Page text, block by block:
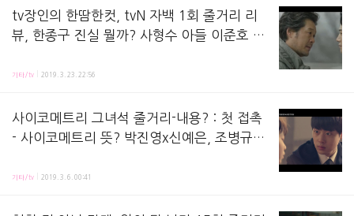
tv장인의 한땀한컷, tvN 자백 1회 줄거리 리
뷰, 한종구 진실 뭘까? 사형수 아들 이준호 변
미스테리 남기애, 택시사고 유재명 악어 의
자백 1회 줄거리 리뷰,방송 시청하면서 정리해놓는 노트에요 ! 새로운 드라마 자백이 시작했
기타/tv 2019. 3. 23. 22:56
사이코메트리 그녀석 줄거리-내용? : 첫 접촉
- 사이코메트리 뜻? 박진영x신예은, 조병규=
전포인트?
왕이 된 남자 드라마 후속작으로, 'tvN 사이코메트리 그 녀석'을 새 월화드라마로 만날 수 있다
기타/tv 2019. 3. 6. 00:41